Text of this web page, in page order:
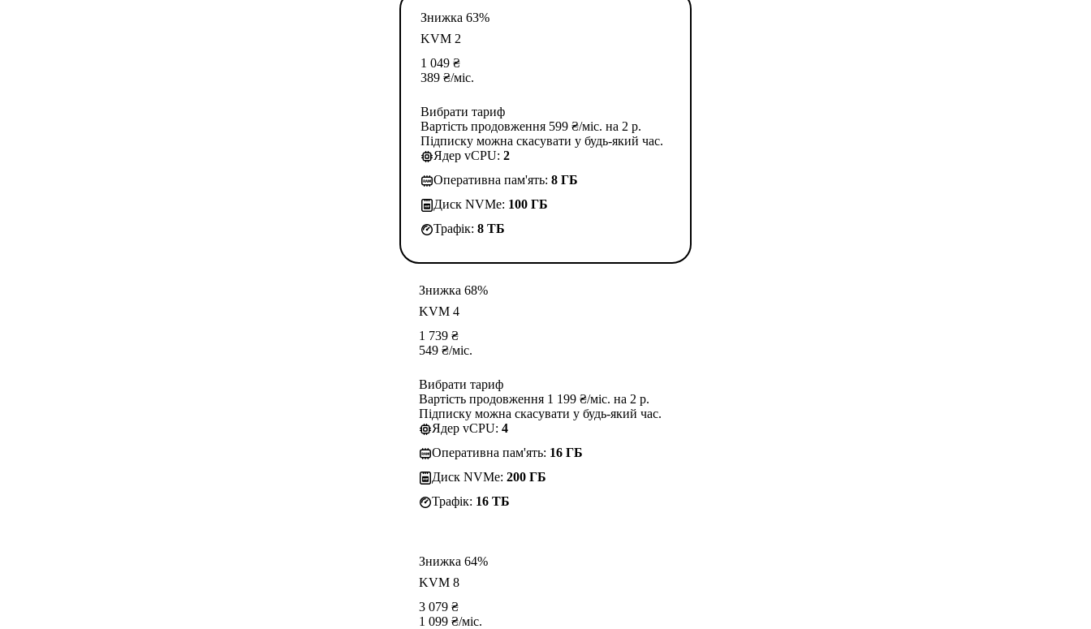
Знижка 63%
KVM 2
1 049 ₴
389 ₴/міс.
Вибрати тариф
Вартість продовження 599 ₴/міс. на 2 р.
Підписку можна скасувати у будь-який час.
Ядер vCPU: 2
Оперативна пам'ять: 8 ГБ
Диск NVMe: 100 ГБ
Трафік: 8 TБ
Знижка 68%
KVM 4
1 739 ₴
549 ₴/міс.
Вибрати тариф
Вартість продовження 1 199 ₴/міс. на 2 р.
Підписку можна скасувати у будь-який час.
Ядер vCPU: 4
Оперативна пам'ять: 16 ГБ
Диск NVMe: 200 ГБ
Трафік: 16 TБ
Знижка 64%
KVM 8
3 079 ₴
1 099 ₴/міс.